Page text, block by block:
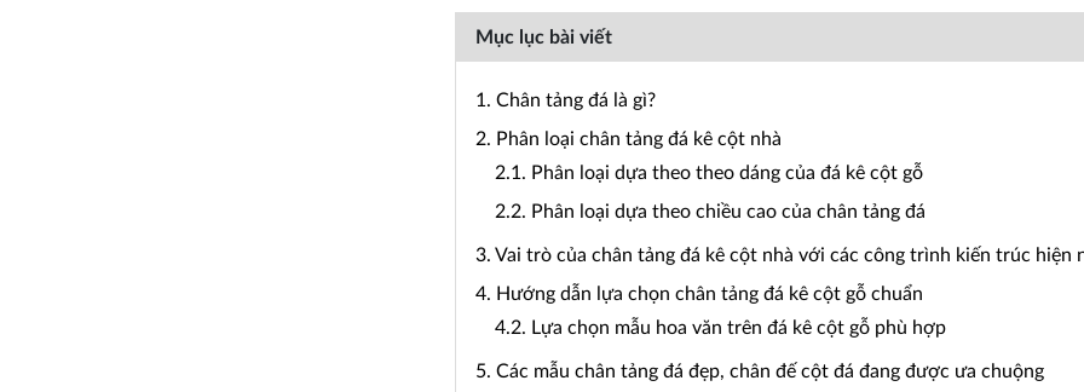
Mục lục bài viết
1. Chân tảng đá là gì?
2. Phân loại chân tảng đá kê cột nhà
2.1. Phân loại dựa theo theo dáng của đá kê cột gỗ
2.2. Phân loại dựa theo chiều cao của chân tảng đá
3. Vai trò của chân tảng đá kê cột nhà với các công trình kiến trúc hiện
4. Hướng dẫn lựa chọn chân tảng đá kê cột gỗ chuẩn
4.2. Lựa chọn mẫu hoa văn trên đá kê cột gỗ phù hợp
5. Các mẫu chân tảng đá đẹp, chân đế cột đá đang được ưa chuộng